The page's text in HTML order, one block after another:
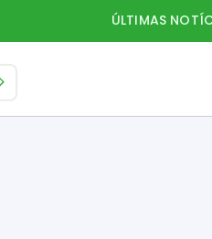
ÚLTIMAS